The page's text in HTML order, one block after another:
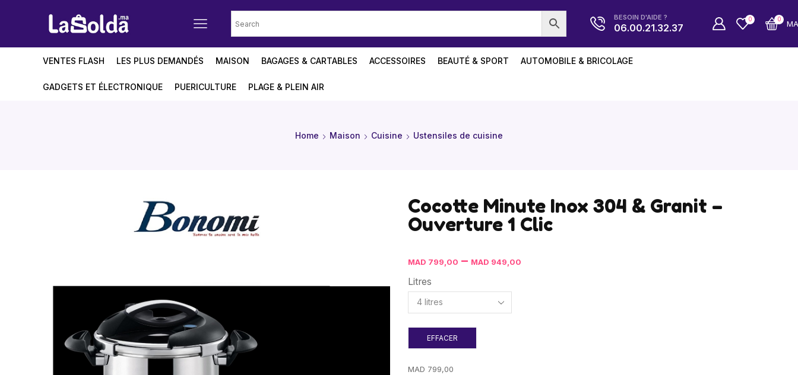
BESOIN D'AIDE ?
06.00.21.32.37
0 0
VENTES FLASH LES PLUS DEMANDÉS MAISON BAGAGES & CARTABLES ACCESSOIRES BEAUTÉ & SPORT AUTOMOBILE & BRICOLAGE
GADGETS ET ÉLECTRONIQUE PUERICULTURE PLAGE & PLEIN AIR
Home Maison Cuisine Ustensiles de cuisine
Cocotte Minute Inox 304 & Granit –
Ouverture 1 Clic
MAD 799,00 – MAD 949,00
Litres
EFFACER
MAD 799,00